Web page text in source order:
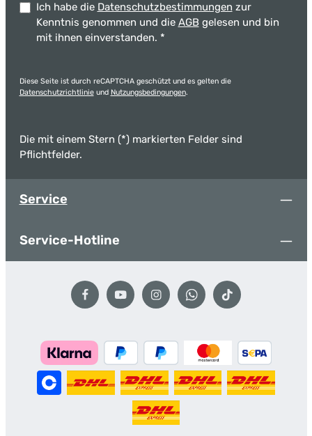
Ich habe die Datenschutzbestimmungen zur
Kenntnis genommen und die AGB gelesen und bin
mit ihnen einverstanden. *
Diese Seite ist durch reCAPTCHA geschützt und es gelten die
Datenschutzrichtlinieund Nutzungsbedingungen.
Die mit einem Stern (*) markierten Felder sind
Pflichtfelder.
Service
Service-Hotline